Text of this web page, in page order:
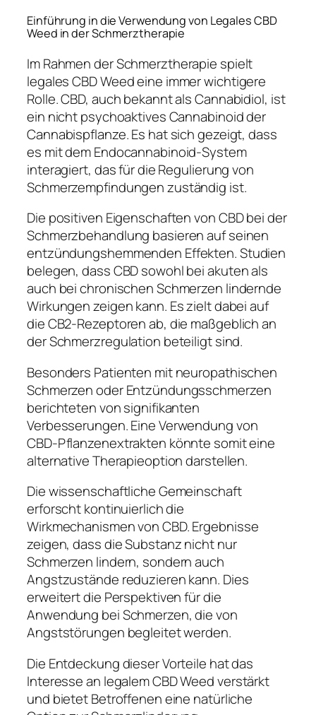
Einführung in die Verwendung von Legales CBD
Weed in der Schmerztherapie
Im Rahmen der Schmerztherapie spielt
legales CBD Weed eine immer wichtigere
Rolle. CBD, auch bekannt als Cannabidiol, ist
ein nicht psychoaktives Cannabinoid der
Cannabispflanze. Es hat sich gezeigt, dass
es mit dem Endocannabinoid-System
interagiert, das für die Regulierung von
Schmerzempfindungen zuständig ist.
Die positiven Eigenschaften von CBD bei der
Schmerzbehandlung basieren auf seinen
entzündungshemmenden Effekten. Studien
belegen, dass CBD sowohl bei akuten als
auch bei chronischen Schmerzen lindernde
Wirkungen zeigen kann. Es zielt dabei auf
die CB2-Rezeptoren ab, die maßgeblich an
der Schmerzregulation beteiligt sind.
Besonders Patienten mit neuropathischen
Schmerzen oder Entzündungsschmerzen
berichteten von signifikanten
Verbesserungen. Eine Verwendung von
CBD-Pflanzenextrakten könnte somit eine
alternative Therapieoption darstellen.
Die wissenschaftliche Gemeinschaft
erforscht kontinuierlich die
Wirkmechanismen von CBD. Ergebnisse
zeigen, dass die Substanz nicht nur
Schmerzen lindern, sondern auch
Angstzustände reduzieren kann. Dies
erweitert die Perspektiven für die
Anwendung bei Schmerzen, die von
Angststörungen begleitet werden.
Die Entdeckung dieser Vorteile hat das
Interesse an legalem CBD Weed verstärkt
und bietet Betroffenen eine natürliche